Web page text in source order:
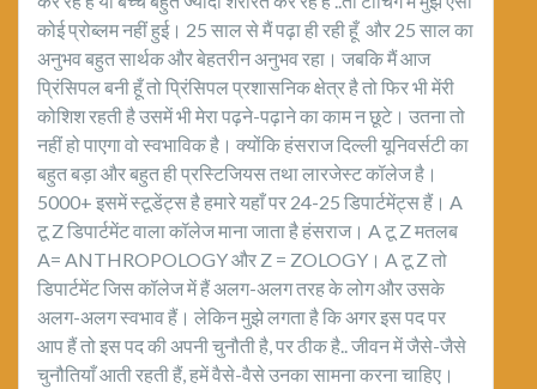
कोई प्रोब्लम नहीं हुई। 25 साल से मैं पढ़ा ही रही हूँ और 25 साल का
अनुभव बहुत सार्थक और बेहतरीन अनुभव रहा। जबकि मैं आज
प्रिंसिपल बनी हूँ तो प्रिंसिपल प्रशासनिक क्षेत्र है तो फिर भी मेंरी
कोशिश रहती है उसमें भी मेरा पढ़ने-पढ़ाने का काम न छूटे। उतना तो
नहीं हो पाएगा वो स्वभाविक है। क्योंकि हंसराज दिल्ली यूनिवर्सटी का
बहुत बड़ा और बहुत ही प्रस्टिजियस तथा लारजेस्ट कॉलेज है।
5000+ इसमें स्टूडेंट्स है हमारे यहाँ पर 24-25 डिपार्टमेंट्स हैं। A
टू Z डिपार्टमेंट वाला कॉलेज माना जाता है हंसराज। A टू Z मतलब
A= ANTHROPOLOGY और Z = ZOLOGY। A टू Z तो
डिपार्टमेंट जिस कॉलेज में हैं अलग-अलग तरह के लोग और उसके
अलग-अलग स्वभाव हैं। लेकिन मुझे लगता है कि अगर इस पद पर
आप हैं तो इस पद की अपनी चुनौती है, पर ठीक है.. जीवन में जैसे-जैसे
चुनौतियाँ आती रहती हैं, हमें वैसे-वैसे उनका सामना करना चाहिए।